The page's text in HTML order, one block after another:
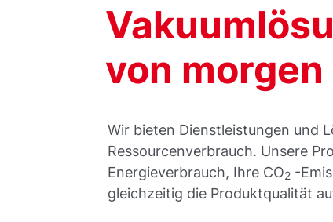
von morgen
Wir bieten Dienstleistungen und
Ressourcenverbrauch. Unsere
Energieverbrauch, Ihre CO2 -
gleichzeitig die Produktqualität